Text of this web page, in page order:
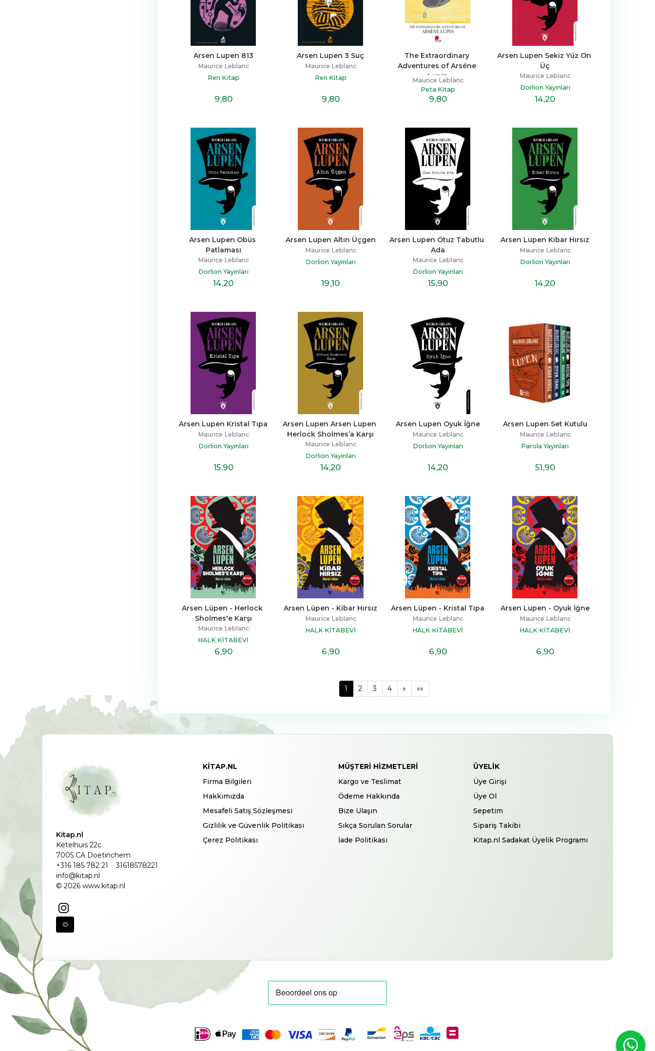
Arsen Lupen 813
Maurice Leblanc
Ren Kitap
9,80
Arsen Lupen 3 Suç
Maurice Leblanc
Ren Kitap
9,80
The Extraordinary
Adventures of Arséne
Lupin
Maurice Leblanc
Peta Kitap
9,80
Arsen Lupen Sekiz Yüz On
Üç
Maurice Leblanc
Dorlion Yayınları
14,20
Arsen Lupen Obüs
Patlaması
Maurice Leblanc
Dorlion Yayınları
14,20
Arsen Lupen Altın Üçgen
Maurice Leblanc
Dorlion Yayınları
19,10
Arsen Lupen Otuz Tabutlu
Ada
Maurice Leblanc
Dorlion Yayınları
15,90
Arsen Lupen Kibar Hırsız
Maurice Leblanc
Dorlion Yayınları
14,20
Arsen Lupen Kristal Tıpa
Maurice Leblanc
Dorlion Yayınları
15,90
Arsen Lupen Arsen Lupen
Herlock Sholmes’a Karşı
Maurice Leblanc
Dorlion Yayınları
14,20
Arsen Lupen Oyuk İğne
Maurice Leblanc
Dorlion Yayınları
14,20
Arsen Lupen Set Kutulu
Maurice Leblanc
Parola Yayınları
51,90
Arsen Lüpen - Herlock
Sholmes'e Karşı
Maurice Leblanc
HALK KİTABEVİ
6,90
Arsen Lüpen - Kibar Hırsız
Maurice Leblanc
HALK KİTABEVİ
6,90
Arsen Lüpen - Kristal Tıpa
Maurice Leblanc
HALK KİTABEVİ
6,90
Arsen Lupen - Oyuk İğne
Maurice Leblanc
HALK KİTABEVİ
6,90
1 2 3 4 » »»
Kitap.nl
Ketelhuis 22c
7005 CA Doetinchem
+316 185 782 21
31618578221
info@kitap.nl
© 2026 www.kitap.nl
KITAP.NL
Firma Bilgileri
Hakkımızda
Mesafeli Satış Sözleşmesi
Gizlilik ve Güvenlik Politikası
Çerez Politikası
MÜŞTERI HIZMETLERI
Kargo ve Teslimat
Ödeme Hakkında
Bize Ulaşın
Sıkça Sorulan Sorular
İade Politikası
ÜYELIK
Üye Girişi
Üye Ol
Sepetim
Sipariş Takibi
Kitap.nl Sadakat Üyelik Programı